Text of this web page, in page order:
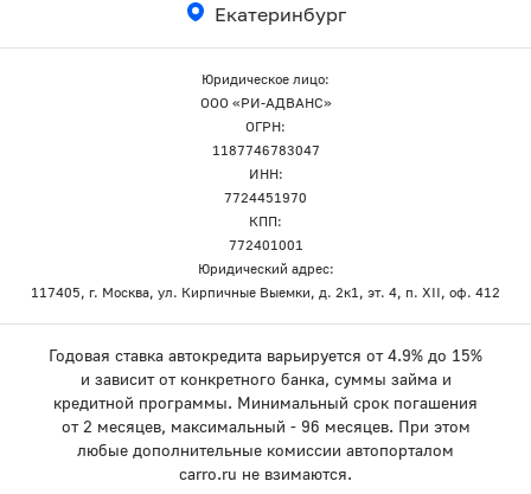
Екатеринбург
Юридическое лицо:
ООО «РИ-АДВАНС»
ОГРН:
1187746783047
ИНН:
7724451970
КПП:
772401001
Юридический адрес:
117405, г. Москва, ул. Кирпичные Выемки, д. 2к1, эт. 4, п. XII, оф. 412
Годовая ставка автокредита варьируется от 4.9% до 15%
и зависит от конкретного банка, суммы займа и
кредитной программы. Минимальный срок погашения
от 2 месяцев, максимальный - 96 месяцев. При этом
любые дополнительные комиссии автопорталом
carro.ru не взимаются.